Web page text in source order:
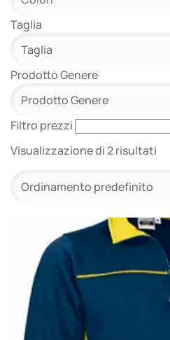
Taglia
Prodotto Genere
Filtro prezzi
Visualizzazione di 2 risultati